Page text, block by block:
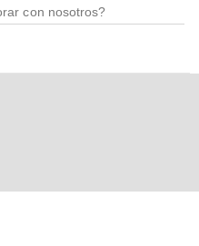
con nosotros?